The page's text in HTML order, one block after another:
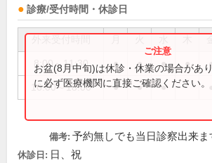
診療/受付時間・休診日
8:00～11:30 ● ● ● ● ●
16:00～18:00 ● ● ●
お盆(8月中旬)は休診・休業の場合があ
に必ず医療機関に直接ご確認ください。
備考: 予約無しでも当日診察出来ま
休診日: 日、祝